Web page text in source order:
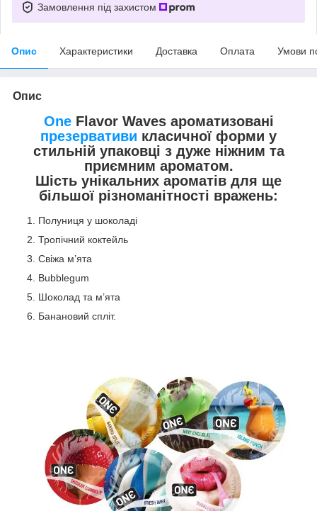
Замовлення під захистом
Опис Характеристики Доставка Оплата Умови
Опис
One Flavor Waves ароматизовані
презервативи класичної форми у
стильній упаковці з дуже ніжним та
приємним ароматом.
Шість унікальних ароматів для ще
більшої різноманітності вражень:
Полуниця у шоколаді
Тропічний коктейль
Свіжа м’ята
Bubblegum
Шоколад та м’ята
Банановий спліт.